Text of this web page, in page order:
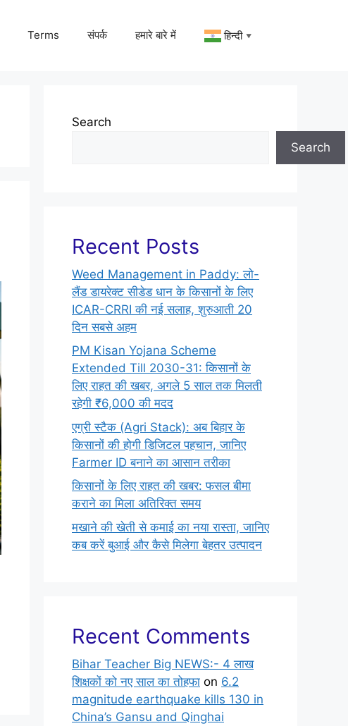
Terms संपर्क हमारे बारे में हिन्दी ▼
Search
Search
Recent Posts
Weed Management in Paddy: लो-
लैंड डायरेक्ट सीडेड धान के किसानों के लिए
ICAR-CRRI की नई सलाह, शुरुआती 20
दिन सबसे अहम
PM Kisan Yojana Scheme
Extended Till 2030-31: किसानों के
लिए राहत की खबर, अगले 5 साल तक मिलती
रहेगी ₹6,000 की मदद
एग्री स्टैक (Agri Stack): अब बिहार के
किसानों की होगी डिजिटल पहचान, जानिए
Farmer ID बनाने का आसान तरीका
किसानों के लिए राहत की खबर: फसल बीमा
कराने का मिला अतिरिक्त समय
मखाने की खेती से कमाई का नया रास्ता, जानिए
कब करें बुआई और कैसे मिलेगा बेहतर उत्पादन
Recent Comments
Bihar Teacher Big NEWS:- 4 लाख
शिक्षकों को नए साल का तोहफा on 6.2
magnitude earthquake kills 130 in
China’s Gansu and Qinghai